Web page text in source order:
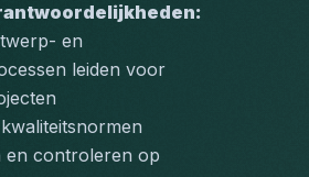
en
leiden voor
en controleren op